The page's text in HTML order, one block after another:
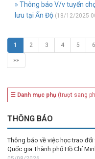
» Thông báo V/v tuyển
lưu tại Ấn Độ (18/12/2025
1 2 3 4 5 6
»»
☰ Danh mục phụ (trượt sang
THÔNG BÁO
Thông báo về việc học trao
Quốc gia Thành phố Hồ Chí